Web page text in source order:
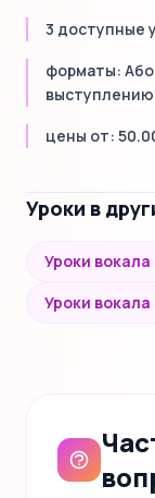
3 доступные
форматы:
цены от:
Уроки в
Уроки
Уроки вокала